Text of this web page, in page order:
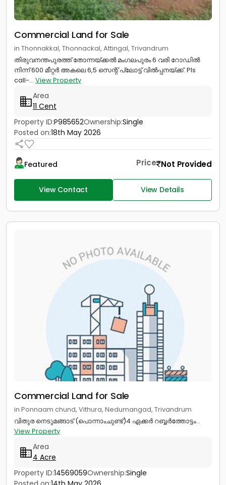
Commercial Land for Sale
in Thonnakkal, Thonnackal, Attingal, Trivandrum
തിരുവനന്തപുരത്ത് തോന്നയ്ക്കൽ മംഗലപുരം 6 വരി റോഡിൽ
നിന്ന് 600 മീറ്റർ അകലെ 6,5 സെന്റ് പ്ലോട്ട് വിൽപ്പനയ്ക്ക്. Pls
call-... View Property
Area
11 Cent
Property ID:P985652Ownership:Single
Posted on:18th May 2026
Featured Price Not Provided
View Contact View Details
Commercial Land for Sale
in Ponnaam chund, Vithura, Nedumangad, Trivandrum
വിതുര നെടുമങ്ങാട് (പൊന്നാംചുണ്ട്)4 ഏക്കർ റബ്ബർത്തോട്ടം...
View Property
Area
4 Acre
Property ID:14569059Ownership:Single